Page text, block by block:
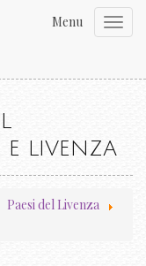
Menu
E LIVENZA
Paesi del Livenza